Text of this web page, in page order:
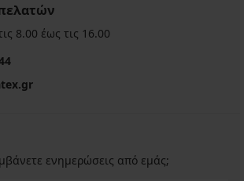
8.00 έως τις 16.00
ενημερώσεις από εμάς;